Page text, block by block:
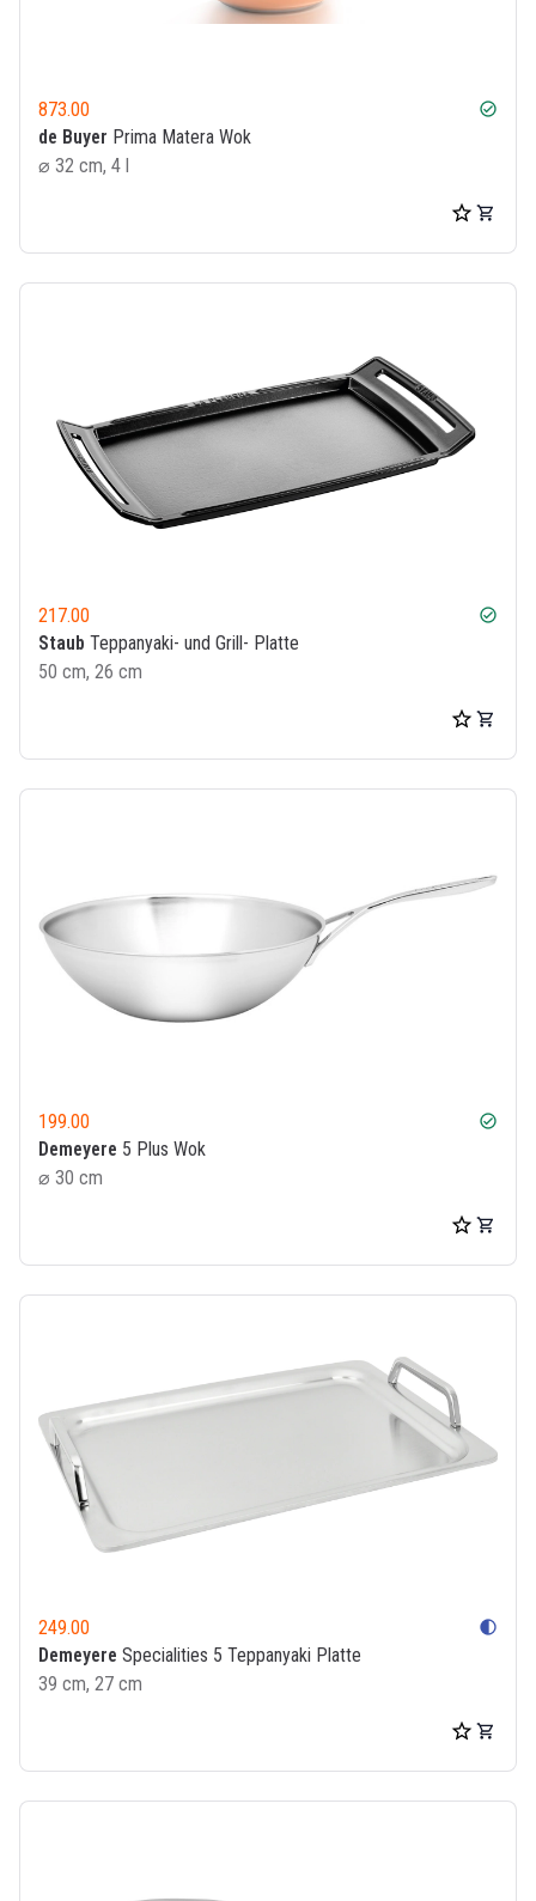
873.00 check_circle
de Buyer Prima Matera Wok
⌀ 32 cm, 4 l
217.00 check_circle
Staub Teppanyaki- und Grill- Platte
50 cm, 26 cm
199.00 check_circle
Demeyere 5 Plus Wok
⌀ 30 cm
249.00 contrast
Demeyere Specialities 5 Teppanyaki Platte
39 cm, 27 cm